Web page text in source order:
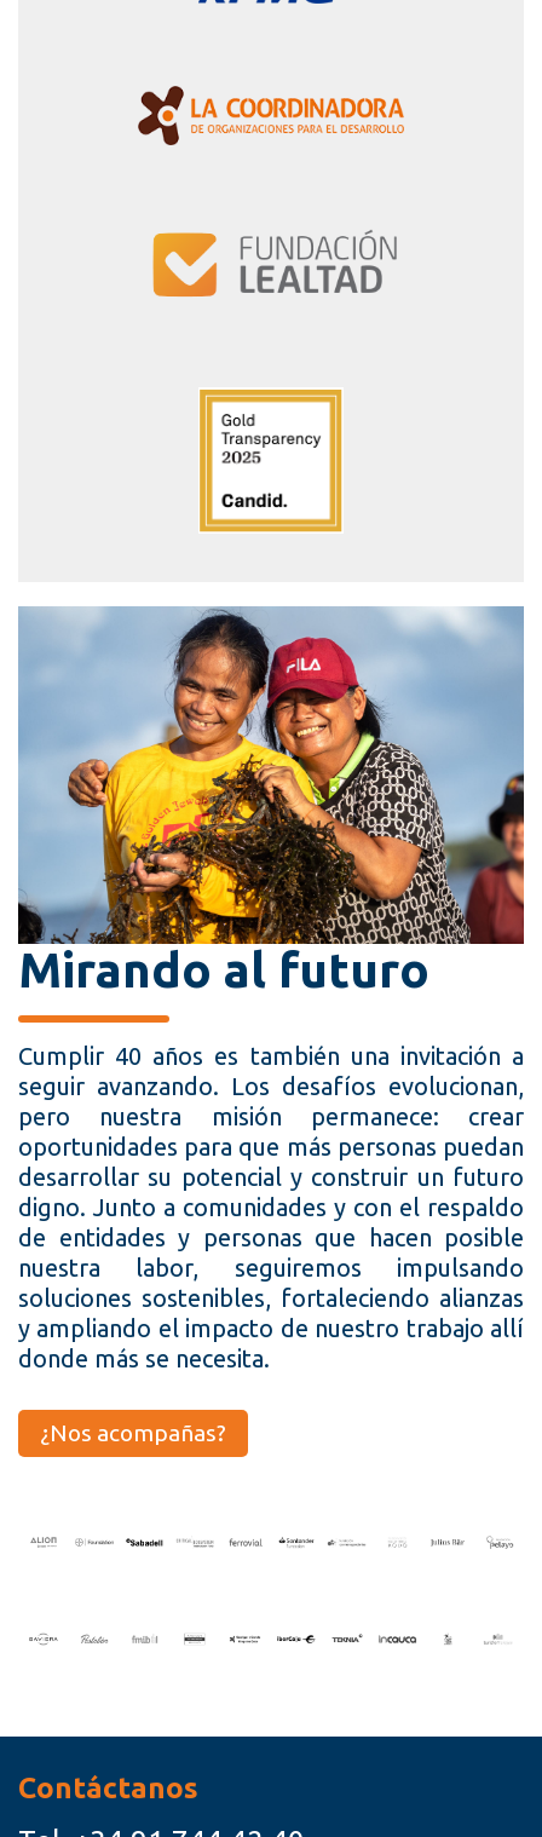
Mirando al futuro
Cumplir 40 años es también una invitación a
seguir avanzando. Los desafíos evolucionan,
pero nuestra misión permanece: crear
oportunidades para que más personas puedan
desarrollar su potencial y construir un futuro
digno. Junto a comunidades y con el respaldo
de entidades y personas que hacen posible
nuestra labor, seguiremos impulsando
soluciones sostenibles, fortaleciendo alianzas
y ampliando el impacto de nuestro trabajo allí
donde más se necesita.
¿Nos acompañas?
Contáctanos